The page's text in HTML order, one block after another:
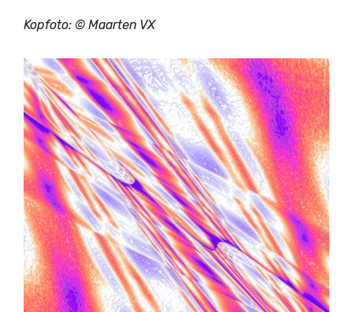
Kopfoto: © Maarten VX